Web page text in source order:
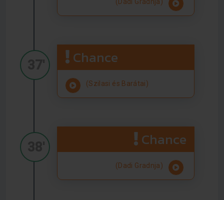
Chance
(Szilasi és Barátai)
Chance
(Dadi Gradnja)